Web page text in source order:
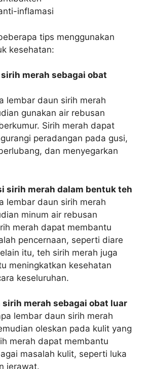
inflamasi
tips menggunakan
kesehatan:
sirih merah sebagai obat
lembar daun sirih merah
gunakan air rebusan
Sirih merah dapat
peradangan pada gusi,
dan menyegarkan
sirih merah dalam bentuk teh
lembar daun sirih merah
minum air rebusan
merah dapat membantu
pencernaan, seperti diare
itu, teh sirih merah juga
meningkatkan kesehatan
keseluruhan.
sirih merah sebagai obat luar
lembar daun sirih merah
oleskan pada kulit yang
merah dapat membantu
masalah kulit, seperti luka
jerawat.